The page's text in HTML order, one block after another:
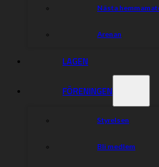
Nästa
Arenan
LAGEN
FÖRENINGEN
Styrelsen
Bli medlem